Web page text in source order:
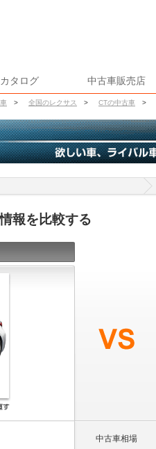
カタログ 中古車販売店
> 全国のレクサス > CTの中古車 >
報を比較する
中古車相場